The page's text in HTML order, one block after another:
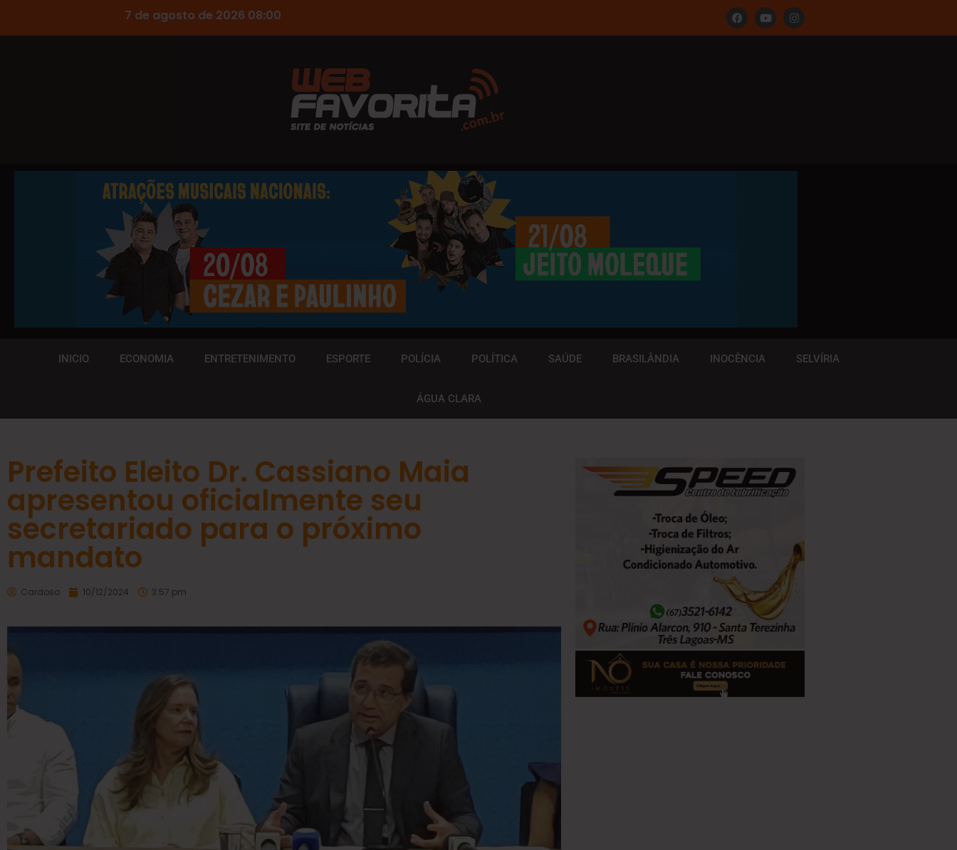
7 de agosto de 2026 08:00
INICIO ECONOMIA ENTRETENIMENTO ESPORTE POLÍCIA POLÍTICA SAÚDE BRASILÂNDIA INOCÊNCIA SELVÍRIA
ÁGUA CLARA
Prefeito Eleito Dr. Cassiano Maia
apresentou oficialmente seu
secretariado para o próximo
mandato
Cardoso 10/12/2024 3:57 pm